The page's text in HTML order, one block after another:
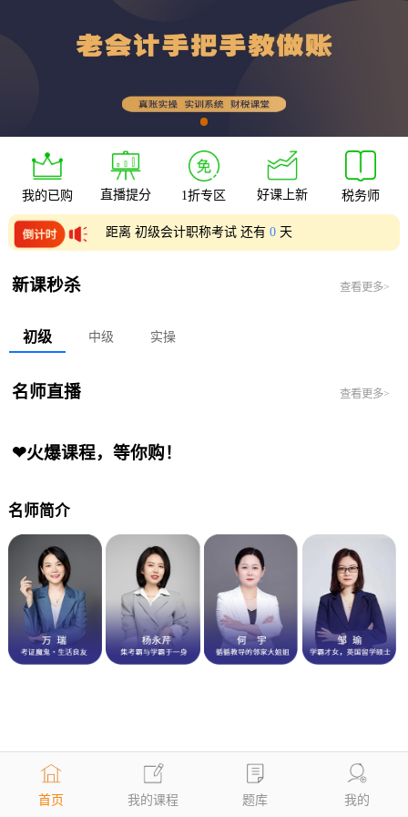
首页 我的课程 题库 我的
我的已购 直播提分 1折专区 好课上新 税务师
距离 初级会计职称考试 还有0 天
新课秒杀 查看更多>
初级 中级 实操
名师直播 查看更多>
❤火爆课程，等你购！
名师简介